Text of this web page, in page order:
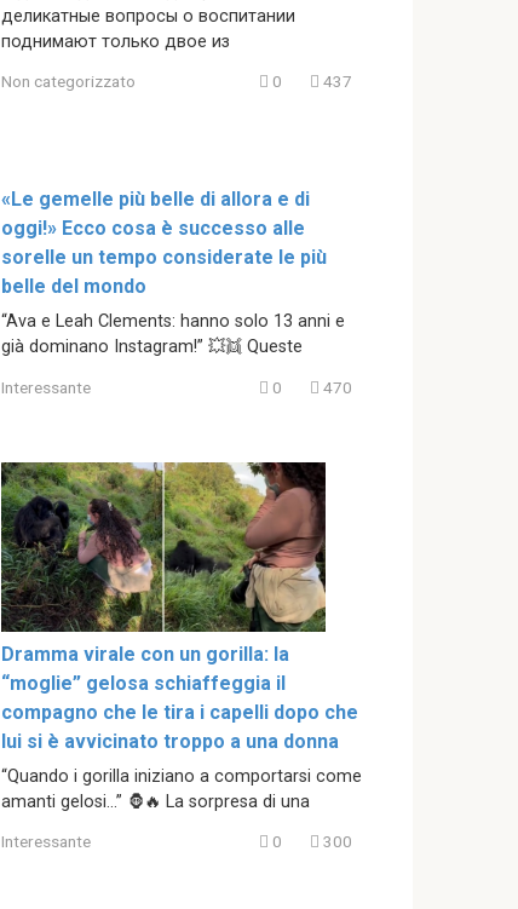
деликатные вопросы о воспитании
поднимают только двое из
Non categorizzato 0 437
«Le gemelle più belle di allora e di
oggi!» Ecco cosa è successo alle
sorelle un tempo considerate le più
belle del mondo
“Ava e Leah Clements: hanno solo 13 anni e
già dominano Instagram!” 💥👯 Queste
Interessante 0 470
Dramma virale con un gorilla: la
“moglie” gelosa schiaffeggia il
compagno che le tira i capelli dopo che
lui si è avvicinato troppo a una donna
“Quando i gorilla iniziano a comportarsi come
amanti gelosi…” 🦍🔥 La sorpresa di una
Interessante 0 300